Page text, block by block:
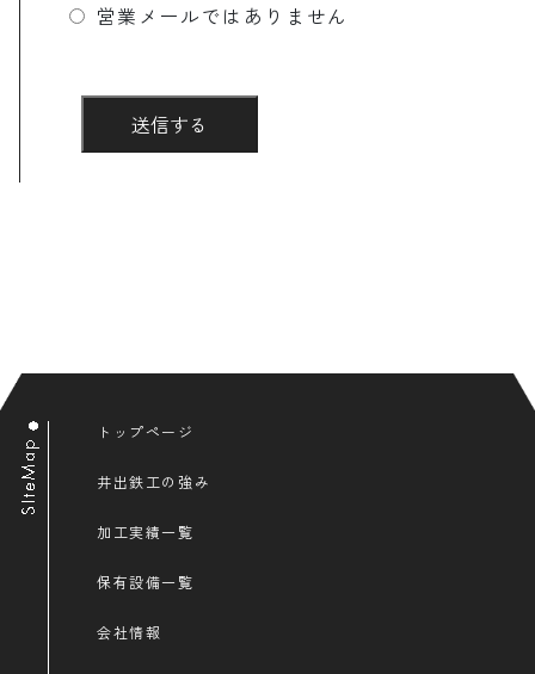
営業メールではありません
トップページ
井出鉄工の強み
加工実績一覧
保有設備一覧
会社情報